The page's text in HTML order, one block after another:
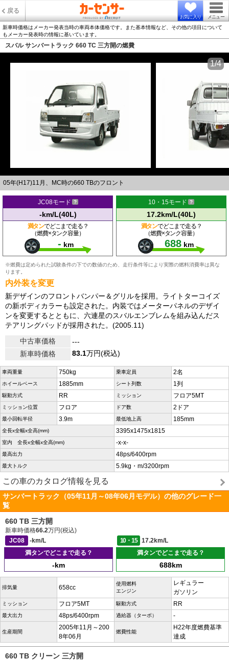
戻る
お気に入り メニュー
新車時価格はメーカー発表当時の車両本体価格です。また基本情報など、その他の項目について
もメーカー発表時の情報に基いています。
スバル サンバートラック 660 TC 三方開の燃費
05年(H17)11月、MC時の660 TBのフロント
1/4
JC08モード
-km/L(40L)
満タンでどこまで走る？
（燃費×タンク容量）
- km
10・15モード
17.2km/L(40L)
満タンでどこまで走る？
（燃費×タンク容量）
688 km
※燃費は定められた試験条件の下での数値のため、走行条件等により実際の燃料消費率は異な
ります。
内外装を変更
新デザインのフロントバンパー＆グリルを採用。ライトターコイズ
の新ボディカラーも設定された。内装ではメーターパネルのデザイ
ンを変更するとともに、六連星のスバルエンブレムを組み込んだス
テアリングパッドが採用された。(2005.11)
中古車価格
---
新車時価格
83.1万円(税込)
車両重量 750kg 乗車定員 2名
ホイールベース 1885mm シート列数 1列
駆動方式 RR ミッション フロア5MT
ミッション位置 フロア ドア数 2ドア
最小回転半径 3.9m 最低地上高 185mm
全長x全幅x全高(mm) 3395x1475x1815
室内 全長x全幅x全高(mm) -x-x-
最高出力 48ps/6400rpm
最大トルク 5.9kg・m/3200rpm
この車のカタログ情報を見る
サンバートラック（05年11月～08年06月モデル）の他のグレード一
覧
660 TB 三方開
新車時価格66.2万円(税込)
JC08
-km/L 10・15
17.2km/L
満タンでどこまで走る？
-km
満タンでどこまで走る？
688km
排気量 658cc
使用燃料
エンジン
レギュラー
ガソリン
ミッション フロア5MT 駆動方式 RR
最大出力 48ps/6400rpm 過給器（ターボ） -
生産期間
2005年11月～200
8年06月
燃費性能
H22年度燃費基準
達成
660 TB クリーン 三方開